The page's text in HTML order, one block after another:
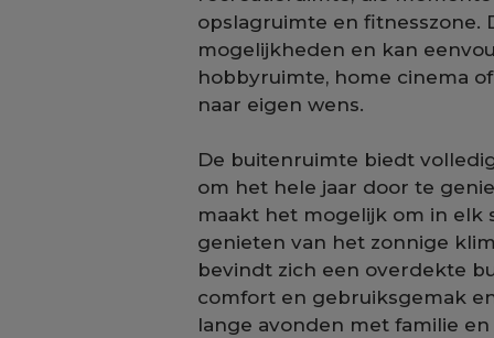
opslagruimte en fitnesszone.
mogelijkheden en kan
hobbyruimte, home cinema
naar eigen wens.
De buitenruimte biedt
om het hele jaar door te
maakt het mogelijk om in elk
genieten van het zonnige
bevindt zich een overdekte
comfort en gebruiksgemak
lange avonden met familie